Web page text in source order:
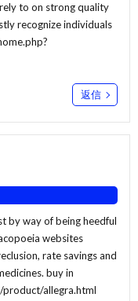
to on strong quality
recognize individuals
返信
by way of being heedful
websites
rate savings and
buy in
allegra.html